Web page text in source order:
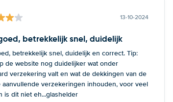
13-10-2024
betrekkelijk snel, duidelijk
betrekkelijk snel, duidelijk en correct. Tip:
de website nog duidelijker wat onder
verzekering valt en wat de dekkingen van de
aanvullende verzekeringen inhouden, voor veel
is dit niet eh...glashelder